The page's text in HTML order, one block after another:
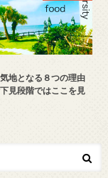
地となる８つの理由
見段階ではここを見